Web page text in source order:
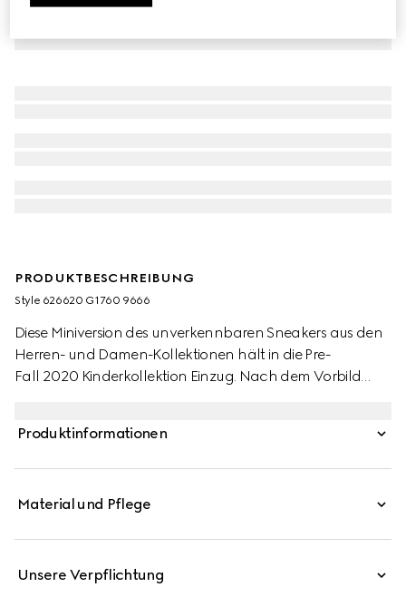
PRODUKTBESCHREIBUNG
Style ‎626620 G1760 9666
Diese Miniversion des unverkennbaren Sneakers aus den
Herren- und Damen-Kollektionen hält in die Pre-
Fall 2020 Kinderkollektion Einzug. Nach dem Vorbild
ist, mit dem Web an der Seite und dem Gucci Vintage-
Produktinformationen
Material und Pflege
Unsere Verpflichtung